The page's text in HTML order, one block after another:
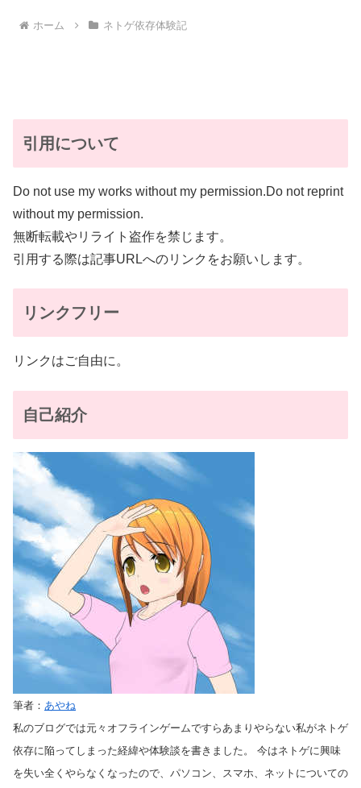
ホーム ネトゲ依存体験記
引用について
Do not use my works without my permission.Do not reprint
without my permission.
無断転載やリライト盗作を禁じます。
引用する際は記事URLへのリンクをお願いします。
リンクフリー
リンクはご自由に。
自己紹介
筆者： あやね
私のブログでは元々オフラインゲームですらあまりやらない私がネトゲ
依存に陥ってしまった経緯や体験談を書きました。 今はネトゲに興味
を失い全くやらなくなったので、パソコン、スマホ、ネットについての